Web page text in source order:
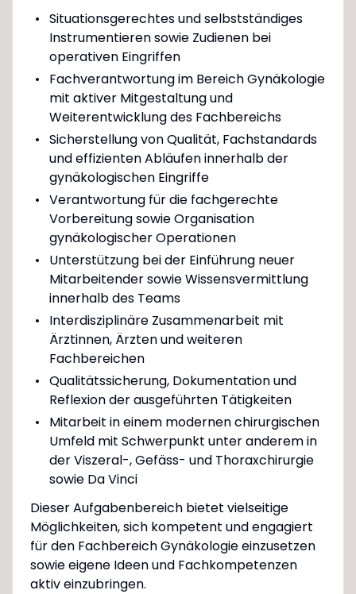
Situationsgerechtes und selbstständiges
Instrumentieren sowie Zudienen bei
operativen Eingriffen
Fachverantwortung im Bereich Gynäkologie
mit aktiver Mitgestaltung und
Weiterentwicklung des Fachbereichs
Sicherstellung von Qualität, Fachstandards
und effizienten Abläufen innerhalb der
gynäkologischen Eingriffe
Verantwortung für die fachgerechte
Vorbereitung sowie Organisation
gynäkologischer Operationen
Unterstützung bei der Einführung neuer
Mitarbeitender sowie Wissensvermittlung
innerhalb des Teams
Interdisziplinäre Zusammenarbeit mit
Ärztinnen, Ärzten und weiteren
Fachbereichen
Qualitätssicherung, Dokumentation und
Reflexion der ausgeführten Tätigkeiten
Mitarbeit in einem modernen chirurgischen
Umfeld mit Schwerpunkt unter anderem in
der Viszeral-, Gefäss- und Thoraxchirurgie
sowie Da Vinci
Dieser Aufgabenbereich bietet vielseitige
Möglichkeiten, sich kompetent und engagiert
für den Fachbereich Gynäkologie einzusetzen
sowie eigene Ideen und Fachkompetenzen
aktiv einzubringen.